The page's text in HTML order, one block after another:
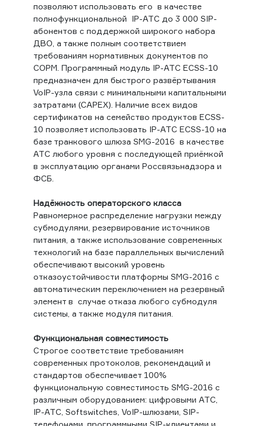
позволяют использовать его в качестве
полнофункциональной IP-АТС до 3 000 SIP-
абонентов с поддержкой широкого набора
ДВО, а также полным соответствием
требованиям нормативных документов по
СОРМ. Программный модуль IP-АТС ECSS-10
предназначен для быстрого развёртывания
VoIP-узла связи с минимальными капитальными
затратами (CAPEX). Наличие всех видов
сертификатов на семейство продуктов ECSS-
10 позволяет использовать IP-АТС ECSS-10 на
базе транкового шлюза SMG-2016 в качестве
АТС любого уровня с последующей приёмкой
в эксплуатацию органами Россвязьнадзора и
ФСБ.
Надёжность операторского класса
Равномерное распределение нагрузки между
субмодулями, резервирование источников
питания, а также использование современных
технологий на базе параллельных вычислений
обеспечивают высокий уровень
отказоустойчивости платформы SMG-2016 с
автоматическим переключением на резервный
элемент в случае отказа любого субмодуля
системы, а также модуля питания.
Функциональная совместимость
Строгое соответствие требованиям
современных протоколов, рекомендаций и
стандартов обеспечивает 100%
функциональную совместимость SMG-2016 с
различным оборудованием: цифровыми АТС,
IP-АТС, Softswitches, VoIP-шлюзами, SIP-
телефонами, программными SIP-клиентами и